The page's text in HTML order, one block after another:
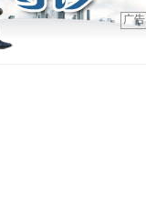
【详情】
王平
广告